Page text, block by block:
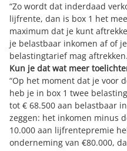
“Zo wordt dat inderdaad
lijfrente, dan is box 1 het
maximum dat je kunt
je belastbaar inkomen af of
belastingtarief mag
Kun je dat wat meer
“Op het moment dat je voor
heb je in box 1 twee
tot € 68.500 aan belastbaar
zeggen: het inkomen minus
10.000 aan lijfrentepremie
onderneming van €80.000,